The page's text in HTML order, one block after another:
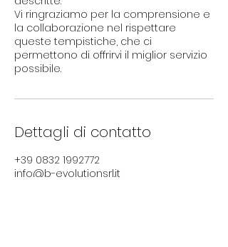
Vi ringraziamo per la comprensione e
la collaborazione nel rispettare
queste tempistiche, che ci
permettono di offrirvi il miglior servizio
possibile.
Dettagli di contatto
+39 0832 1992772
info@b-evolutionsrl.it